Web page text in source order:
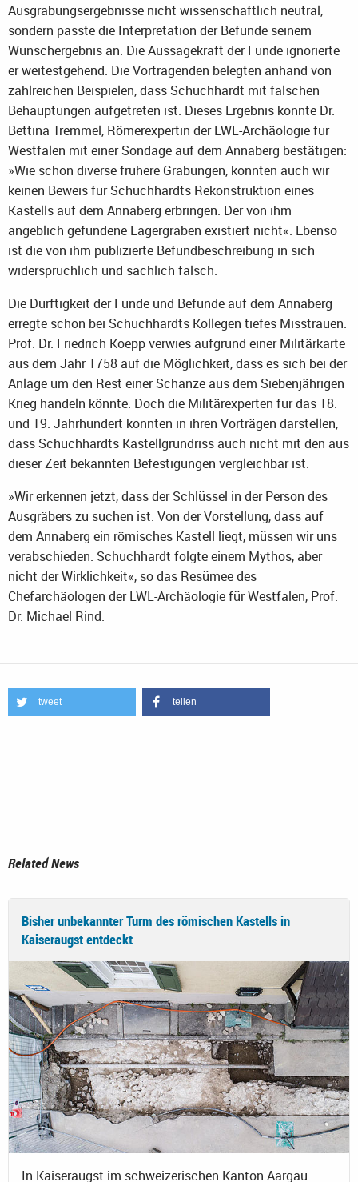
Ausgrabungsergebnisse nicht wissenschaftlich neutral,
sondern passte die Interpretation der Befunde seinem
Wunschergebnis an. Die Aussagekraft der Funde ignorierte
er weitestgehend. Die Vortragenden belegten anhand von
zahlreichen Beispielen, dass Schuchhardt mit falschen
Behauptungen aufgetreten ist. Dieses Ergebnis konnte Dr.
Bettina Tremmel, Römerexpertin der LWL-Archäologie für
Westfalen mit einer Sondage auf dem Annaberg bestätigen:
»Wie schon diverse frühere Grabungen, konnten auch wir
keinen Beweis für Schuchhardts Rekonstruktion eines
Kastells auf dem Annaberg erbringen. Der von ihm
angeblich gefundene Lagergraben existiert nicht«. Ebenso
ist die von ihm publizierte Befundbeschreibung in sich
widersprüchlich und sachlich falsch.
Die Dürftigkeit der Funde und Befunde auf dem Annaberg
erregte schon bei Schuchhardts Kollegen tiefes Misstrauen.
Prof. Dr. Friedrich Koepp verwies aufgrund einer Militärkarte
aus dem Jahr 1758 auf die Möglichkeit, dass es sich bei der
Anlage um den Rest einer Schanze aus dem Siebenjährigen
Krieg handeln könnte. Doch die Militärexperten für das 18.
und 19. Jahrhundert konnten in ihren Vorträgen darstellen,
dass Schuchhardts Kastellgrundriss auch nicht mit den aus
dieser Zeit bekannten Befestigungen vergleichbar ist.
»Wir erkennen jetzt, dass der Schlüssel in der Person des
Ausgräbers zu suchen ist. Von der Vorstellung, dass auf
dem Annaberg ein römisches Kastell liegt, müssen wir uns
verabschieden. Schuchhardt folgte einem Mythos, aber
nicht der Wirklichkeit«, so das Resümee des
Chefarchäologen der LWL-Archäologie für Westfalen, Prof.
Dr. Michael Rind.
tweet teilen
Related News
Bisher unbekannter Turm des römischen Kastells in
Kaiseraugst entdeckt
In Kaiseraugst im schweizerischen Kanton Aargau